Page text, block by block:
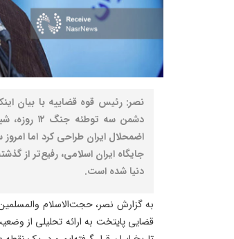
نصر: رئیس قوه قضاییه با بیان
اضمحلال ایران طراحی کرد اما
جایگاه ایران اسلامی، رفیع‌تر از
دنیا شده است.
به گزارش نصر، حجت‌الاسلام
قضایی پایتخت به ارائه تحلیلی از